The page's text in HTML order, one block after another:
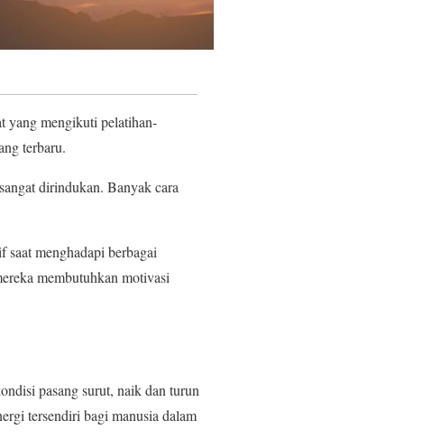
yang mengikuti pelatihan-
terbaru.
dirindukan. Banyak cara
menghadapi berbagai
membutuhkan motivasi
pasang surut, naik dan turun
tersendiri bagi manusia dalam